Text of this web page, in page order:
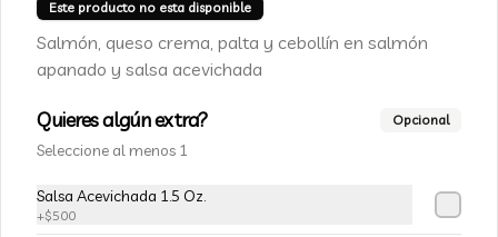
cebollín, envuelto en palta
Queso crema, champiñon furay y
cebollín frito en tempura.
Este producto no esta disponible
Salmón, queso crema, palta y cebollín en salmón
apanado y salsa acevichada
Quieres algún extra? Opcional
Seleccione al menos 1
Salsa Acevichada 1.5 Oz.
+$500